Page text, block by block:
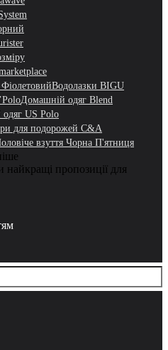
Водолазки BIGU
Домашній одяг Blend
US Polo
для подорожей C&A
взуття Чорна П'ятниця
пропозиції для